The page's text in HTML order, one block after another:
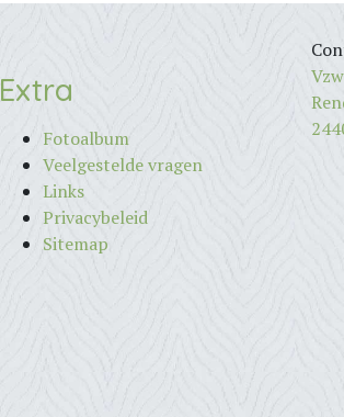
Extra
Fotoalbum
Veelgestelde vragen
Links
Privacybeleid
Sitemap